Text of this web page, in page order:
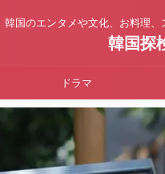
韓国のエンタメや文化、お料理
韓国探
ドラマ